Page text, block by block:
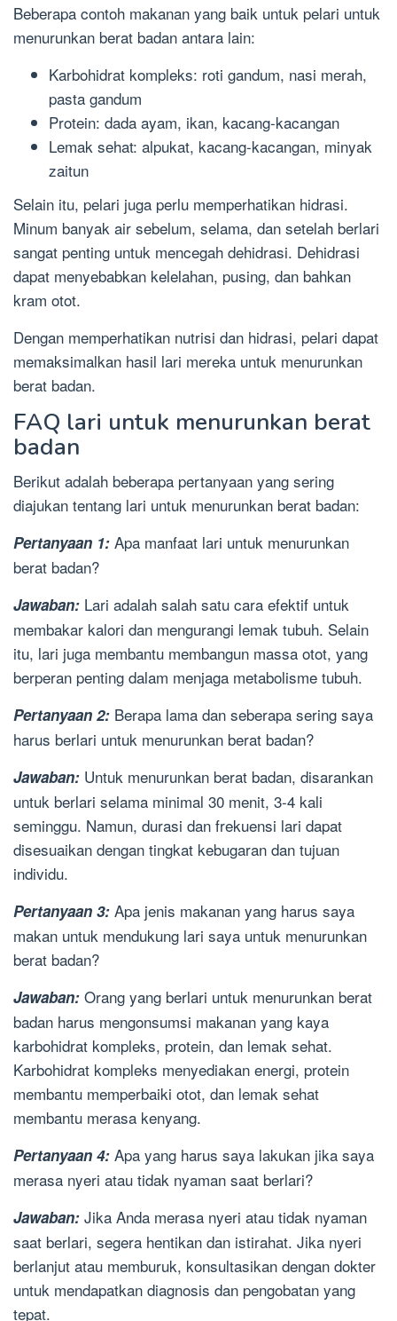
Beberapa contoh makanan yang baik untuk pelari untuk
menurunkan berat badan antara lain:
Karbohidrat kompleks: roti gandum, nasi merah,
pasta gandum
Protein: dada ayam, ikan, kacang-kacangan
Lemak sehat: alpukat, kacang-kacangan, minyak
zaitun
Selain itu, pelari juga perlu memperhatikan hidrasi.
Minum banyak air sebelum, selama, dan setelah berlari
sangat penting untuk mencegah dehidrasi. Dehidrasi
dapat menyebabkan kelelahan, pusing, dan bahkan
kram otot.
Dengan memperhatikan nutrisi dan hidrasi, pelari dapat
memaksimalkan hasil lari mereka untuk menurunkan
berat badan.
FAQ lari untuk menurunkan berat
badan
Berikut adalah beberapa pertanyaan yang sering
diajukan tentang lari untuk menurunkan berat badan:
Pertanyaan 1: Apa manfaat lari untuk menurunkan
berat badan?
Jawaban: Lari adalah salah satu cara efektif untuk
membakar kalori dan mengurangi lemak tubuh. Selain
itu, lari juga membantu membangun massa otot, yang
berperan penting dalam menjaga metabolisme tubuh.
Pertanyaan 2: Berapa lama dan seberapa sering saya
harus berlari untuk menurunkan berat badan?
Jawaban: Untuk menurunkan berat badan, disarankan
untuk berlari selama minimal 30 menit, 3-4 kali
seminggu. Namun, durasi dan frekuensi lari dapat
disesuaikan dengan tingkat kebugaran dan tujuan
individu.
Pertanyaan 3: Apa jenis makanan yang harus saya
makan untuk mendukung lari saya untuk menurunkan
berat badan?
Jawaban: Orang yang berlari untuk menurunkan berat
badan harus mengonsumsi makanan yang kaya
karbohidrat kompleks, protein, dan lemak sehat.
Karbohidrat kompleks menyediakan energi, protein
membantu memperbaiki otot, dan lemak sehat
membantu merasa kenyang.
Pertanyaan 4: Apa yang harus saya lakukan jika saya
merasa nyeri atau tidak nyaman saat berlari?
Jawaban: Jika Anda merasa nyeri atau tidak nyaman
saat berlari, segera hentikan dan istirahat. Jika nyeri
berlanjut atau memburuk, konsultasikan dengan dokter
untuk mendapatkan diagnosis dan pengobatan yang
tepat.